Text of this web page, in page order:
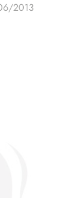
2013